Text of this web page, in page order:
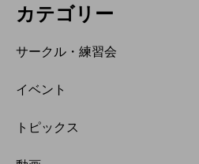
カテゴリー
サークル・練習会
イベント
トピックス